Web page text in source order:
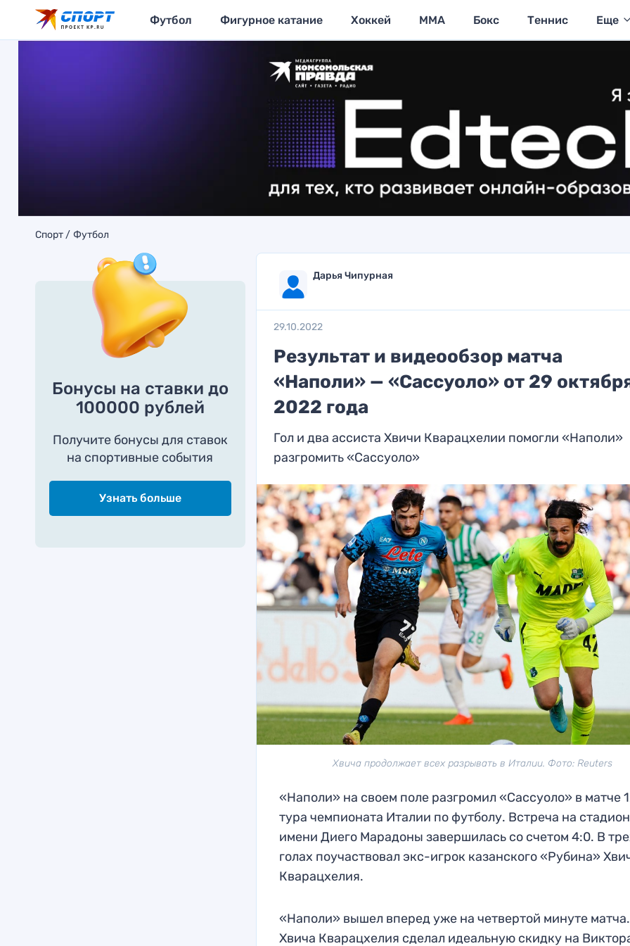
Футбол Фигурное катание Хоккей MMA Бокс Теннис Еще
Спорт Футбол
Бонусы на ставки до
100000 рублей
Получите бонусы для ставок
на спортивные события
Узнать больше
Дарья Чипурная
29.10.2022
Результат и видеообзор матча
«Наполи» — «Сассуоло» от 29
2022 года
Гол и два ассиста Хвичи Кварацхелии помогли «Наполи»
разгромить «Сассуоло»
Хвича продолжает всех разрывать в Италии. Фото: Reuters
«Наполи» на своем поле разгромил «Сассуоло» в матче
тура чемпионата Италии по футболу. Встреча на
имени Диего Марадоны завершилась со счетом 4:0. В
голах поучаствовал экс-игрок казанского «Рубина»
Кварацхелия.
«Наполи» вышел вперед уже на четвертой минуте матча.
Хвича Кварацхелия сделал идеальную скидку на